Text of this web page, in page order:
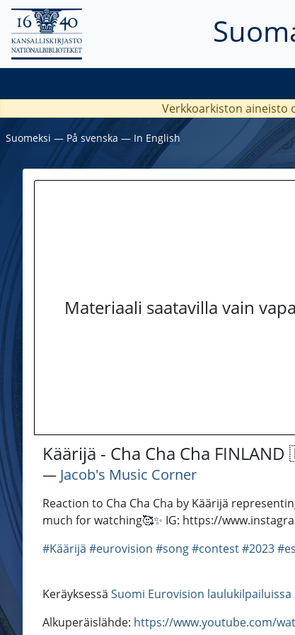
Verkkoarkiston aineisto
Suomeksi ― På svenska ― In English
Materiaali saatavilla vain
Käärijä - Cha Cha Cha
― Jacob's Music Corner
Reaction to Cha Cha Cha by Käärijä
much for watching🥰✨ IG: https://
#Käärijä #eurovision #song#contest#2023
Keräyksessä Suomi Eurovision laulukilpailuissa
Alkuperäislähde: https://www.youtube.com/